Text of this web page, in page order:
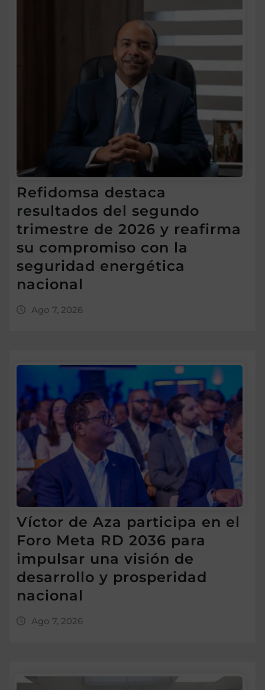
Refidomsa destaca
resultados del segundo
trimestre de 2026 y reafirma
su compromiso con la
seguridad energética
nacional
Ago 7, 2026
Víctor de Aza participa en el
Foro Meta RD 2036 para
impulsar una visión de
desarrollo y prosperidad
nacional
Ago 7, 2026